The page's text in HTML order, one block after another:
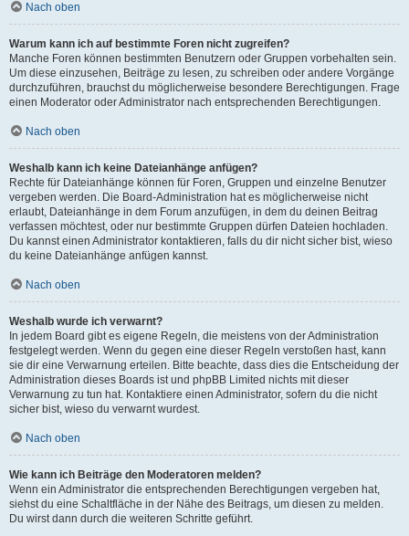
Nach oben
Warum kann ich auf bestimmte Foren nicht zugreifen?
Manche Foren können bestimmten Benutzern oder Gruppen vorbehalten sein.
Um diese einzusehen, Beiträge zu lesen, zu schreiben oder andere Vorgänge
durchzuführen, brauchst du möglicherweise besondere Berechtigungen. Frage
einen Moderator oder Administrator nach entsprechenden Berechtigungen.
Nach oben
Weshalb kann ich keine Dateianhänge anfügen?
Rechte für Dateianhänge können für Foren, Gruppen und einzelne Benutzer
vergeben werden. Die Board-Administration hat es möglicherweise nicht
erlaubt, Dateianhänge in dem Forum anzufügen, in dem du deinen Beitrag
verfassen möchtest, oder nur bestimmte Gruppen dürfen Dateien hochladen.
Du kannst einen Administrator kontaktieren, falls du dir nicht sicher bist, wieso
du keine Dateianhänge anfügen kannst.
Nach oben
Weshalb wurde ich verwarnt?
In jedem Board gibt es eigene Regeln, die meistens von der Administration
festgelegt werden. Wenn du gegen eine dieser Regeln verstoßen hast, kann
sie dir eine Verwarnung erteilen. Bitte beachte, dass dies die Entscheidung der
Administration dieses Boards ist und phpBB Limited nichts mit dieser
Verwarnung zu tun hat. Kontaktiere einen Administrator, sofern du die nicht
sicher bist, wieso du verwarnt wurdest.
Nach oben
Wie kann ich Beiträge den Moderatoren melden?
Wenn ein Administrator die entsprechenden Berechtigungen vergeben hat,
siehst du eine Schaltfläche in der Nähe des Beitrags, um diesen zu melden.
Du wirst dann durch die weiteren Schritte geführt.